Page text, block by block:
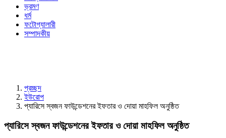
ভ্রমণ
ধর্ম
ফটোগ্যালারী
সম্পাদকীয়
প্রচ্ছদ
ইউরোপ
প্যারিসে স্বজন ফাউন্ডেশনের ইফতার ও দোয়া মাহফিল অনুষ্ঠিত
প্যারিসে স্বজন ফাউন্ডেশনের ইফতার ও দোয়া মাহফিল অনুষ্ঠিত